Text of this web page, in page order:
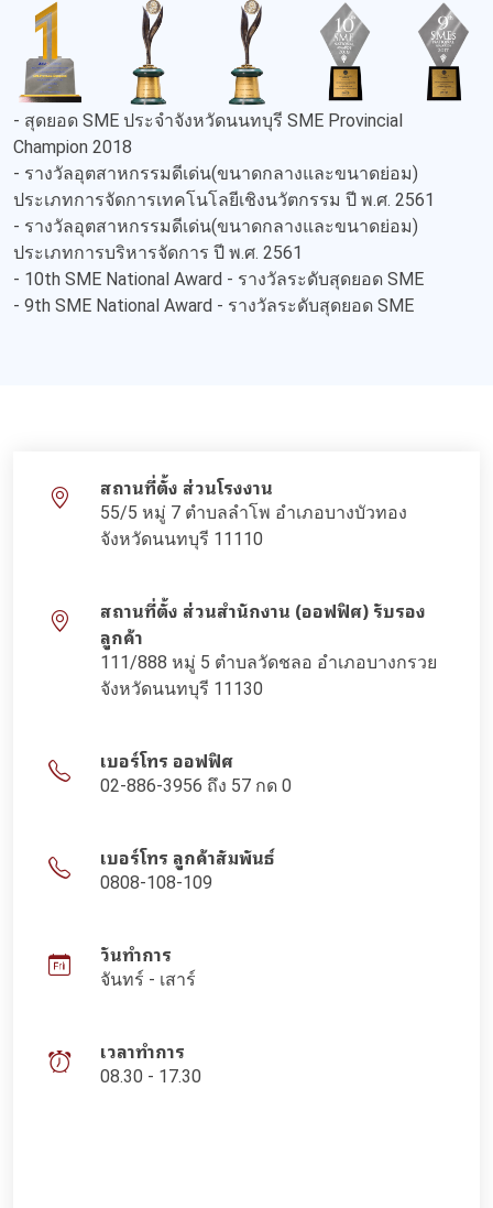
- สุดยอด SME ประจำจังหวัดนนทบุรี SME Provincial
Champion 2018
- รางวัลอุตสาหกรรมดีเด่น(ขนาดกลางและขนาดย่อม)
ประเภทการจัดการเทคโนโลยีเชิงนวัตกรรม ปี พ.ศ. 2561
- รางวัลอุตสาหกรรมดีเด่น(ขนาดกลางและขนาดย่อม)
ประเภทการบริหารจัดการ ปี พ.ศ. 2561
- 10th SME National Award - รางวัลระดับสุดยอด SME
- 9th SME National Award - รางวัลระดับสุดยอด SME
สถานที่ตั้ง ส่วนโรงงาน
55/5 หมู่ 7 ตำบลลำโพ อำเภอบางบัวทอง
จังหวัดนนทบุรี 11110
สถานที่ตั้ง ส่วนสำนักงาน (ออฟฟิศ) รับรอง
ลูกค้า
111/888 หมู่ 5 ตำบลวัดชลอ อำเภอบางกรวย
จังหวัดนนทบุรี 11130
เบอร์โทร ออฟฟิศ
02-886-3956 ถึง 57 กด 0
เบอร์โทร ลูกค้าสัมพันธ์
0808-108-109
วันทำการ
จันทร์ - เสาร์
เวลาทำการ
08.30 - 17.30